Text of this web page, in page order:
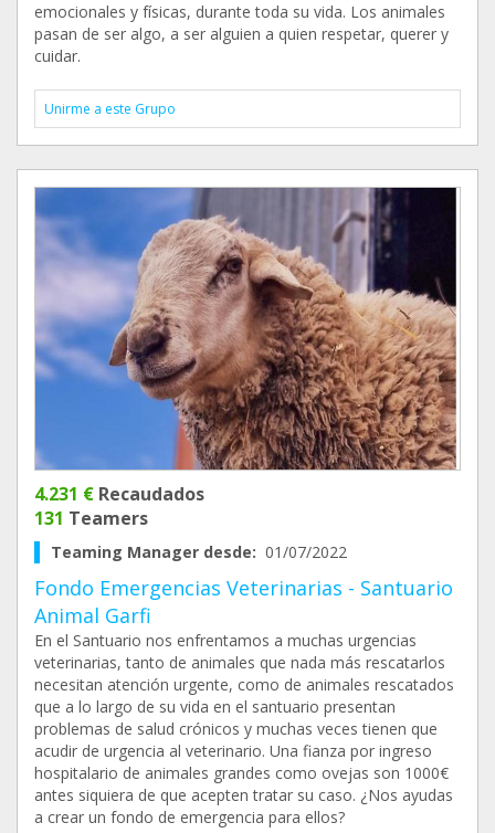
emocionales y físicas, durante toda su vida. Los animales
pasan de ser algo, a ser alguien a quien respetar, querer y
cuidar.
Unirme a este Grupo
4.231 € Recaudados
131 Teamers
Teaming Manager desde: 01/07/2022
Fondo Emergencias Veterinarias - Santuario
Animal Garfi
En el Santuario nos enfrentamos a muchas urgencias
veterinarias, tanto de animales que nada más rescatarlos
necesitan atención urgente, como de animales rescatados
que a lo largo de su vida en el santuario presentan
problemas de salud crónicos y muchas veces tienen que
acudir de urgencia al veterinario. Una fianza por ingreso
hospitalario de animales grandes como ovejas son 1000€
antes siquiera de que acepten tratar su caso. ¿Nos ayudas
a crear un fondo de emergencia para ellos?